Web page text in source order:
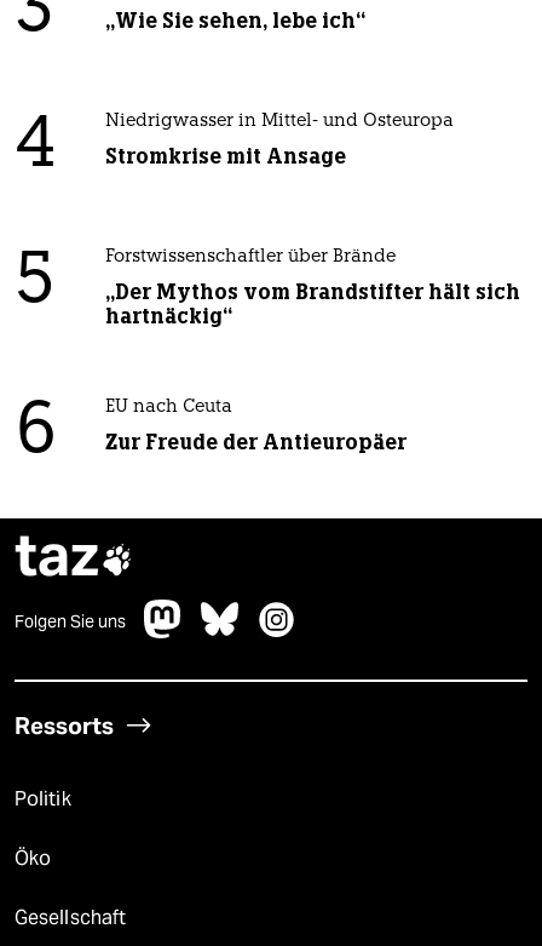
„Wie Sie sehen, lebe ich“
4 Niedrigwasser in Mittel- und Osteuropa
Stromkrise mit Ansage
5 Forstwissenschaftler über Brände
„Der Mythos vom Brandstifter hält sich
hartnäckig“
6 EU nach Ceuta
Zur Freude der Antieuropäer
taz
Folgen Sie uns
Ressorts
Politik
Öko
Gesellschaft